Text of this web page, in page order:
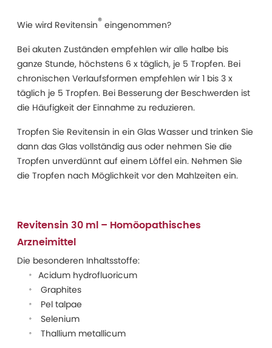
Wie wird Revitensin® eingenommen?
Bei akuten Zuständen empfehlen wir alle halbe bis
ganze Stunde, höchstens 6 x täglich, je 5 Tropfen. Bei
chronischen Verlaufsformen empfehlen wir 1 bis 3 x
täglich je 5 Tropfen. Bei Besserung der Beschwerden ist
die Häufigkeit der Einnahme zu reduzieren.
Tropfen Sie Revitensin in ein Glas Wasser und trinken Sie
dann das Glas vollständig aus oder nehmen Sie die
Tropfen unverdünnt auf einem Löffel ein. Nehmen Sie
die Tropfen nach Möglichkeit vor den Mahlzeiten ein.
Revitensin 30 ml – Homöopathisches
Arzneimittel
Die besonderen Inhaltsstoffe:
Acidum hydrofluoricum
Graphites
Pel talpae
Selenium
Thallium metallicum